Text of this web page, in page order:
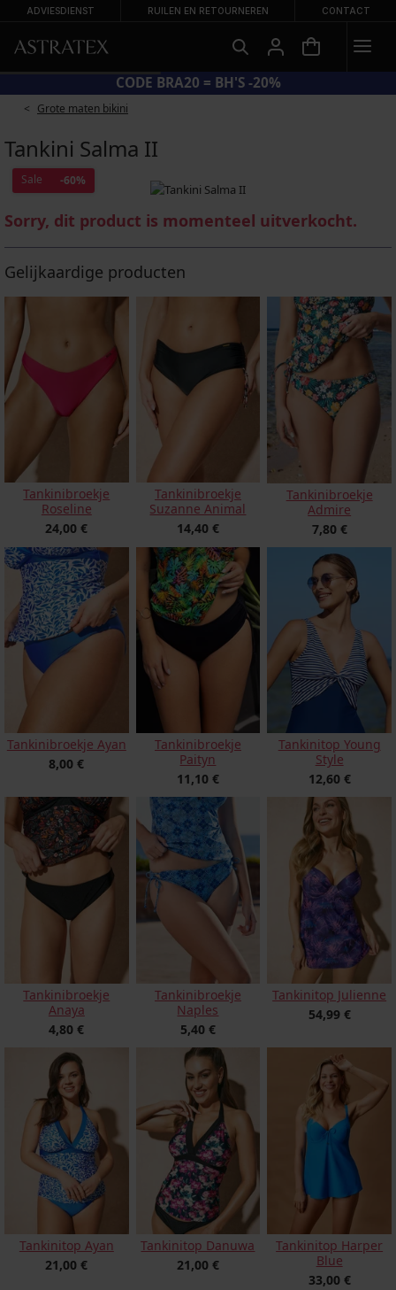
ADVIESDIENST RUILEN EN RETOURNEREN CONTACT
CODE BRA20 = BH'S -20%
Grote maten bikini
Tankini Salma II
Sale -60%
Sorry, dit product is momenteel uitverkocht.
Gelijkaardige producten
Tankinibroekje
Roseline
24,00 €
Tankinibroekje
Suzanne Animal
14,40 €
Tankinibroekje
Admire
7,80 €
Tankinibroekje Ayan
8,00 €
Tankinibroekje
Paityn
11,10 €
Tankinitop Young
Style
12,60 €
Tankinibroekje
Anaya
4,80 €
Tankinibroekje
Naples
5,40 €
Tankinitop Julienne
54,99 €
Tankinitop Ayan
21,00 €
Tankinitop Danuwa
21,00 €
Tankinitop Harper
Blue
33,00 €